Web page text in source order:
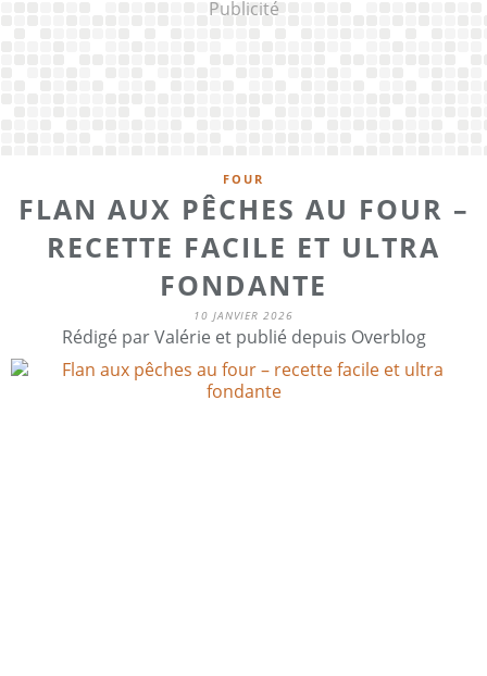
Publicité
FOUR
FLAN AUX PÊCHES AU FOUR –
RECETTE FACILE ET ULTRA
FONDANTE
10 JANVIER 2026
Rédigé par Valérie et publié depuis Overblog